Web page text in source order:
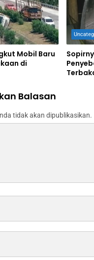
Mobil Baru
di
Balasan
tidak akan dipublikasikan.